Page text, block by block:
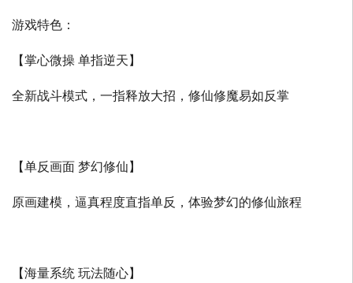
游戏特色：
【掌心微操 单指逆天】
全新战斗模式，一指释放大招，修仙修魔易如反掌
【单反画面 梦幻修仙】
原画建模，逼真程度直指单反，体验梦幻的修仙旅程
【海量系统 玩法随心】